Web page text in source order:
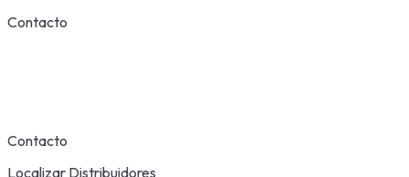
Contacto
Contacto
Localizar Distribuidores